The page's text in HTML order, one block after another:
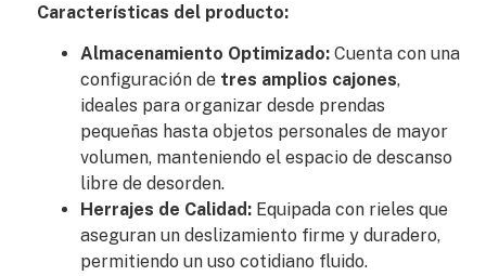
Características del producto:
Almacenamiento Optimizado: Cuenta con una
configuración de tres amplios cajones,
ideales para organizar desde prendas
pequeñas hasta objetos personales de mayor
volumen, manteniendo el espacio de descanso
libre de desorden.
Herrajes de Calidad: Equipada con rieles que
aseguran un deslizamiento firme y duradero,
permitiendo un uso cotidiano fluido.